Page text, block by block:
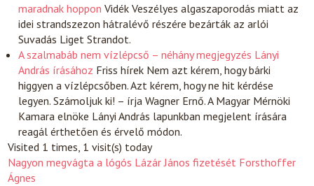
maradnak hoppon Vidék Veszélyes algaszaporodás miatt az
idei strandszezon hátralévő részére bezárták az arlói
Suvadás Liget Strandot.
A szalmabáb nem vízlépcső – néhány megjegyzés Lányi
András írásához Friss hírek Nem azt kérem, hogy bárki
higgyen a vízlépcsőben. Azt kérem, hogy ne hit kérdése
legyen. Számoljuk ki! – írja Wagner Ernő. A Magyar Mérnöki
Kamara elnöke Lányi András lapunkban megjelent írására
reagál érthetően és érvelő módon.
Visited 1 times, 1 visit(s) today
Nagyon megvágta a lógós Lázár János fizetését Forsthoffer
Ágnes